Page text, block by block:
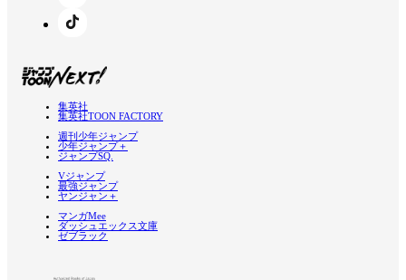
集英社
集英社TOON FACTORY
週刊少年ジャンプ
少年ジャンプ＋
ジャンプSQ.
Vジャンプ
最強ジャンプ
ヤンジャン＋
マンガMee
ダッシュエックス文庫
ゼブラック